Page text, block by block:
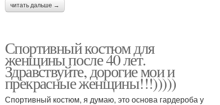
читать дальше →
Спортивный костюм для
женщины после 40 лет.
Здравствуйте, дорогие мои и
прекрасные женщины!!!)))))
Спортивный костюм, я думаю, это основа гардероба у